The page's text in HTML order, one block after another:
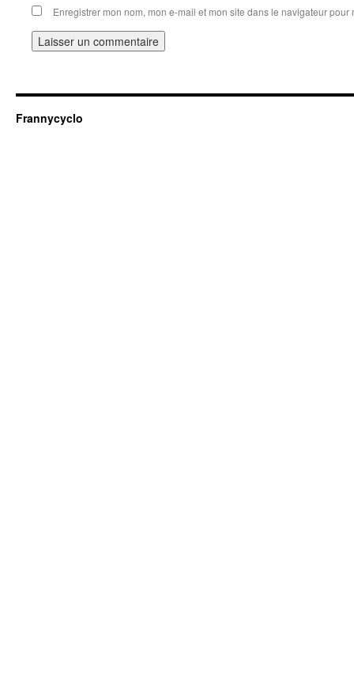
Enregistrer mon nom, mon e-mail et mon site dans le navigateur
Frannycyclo